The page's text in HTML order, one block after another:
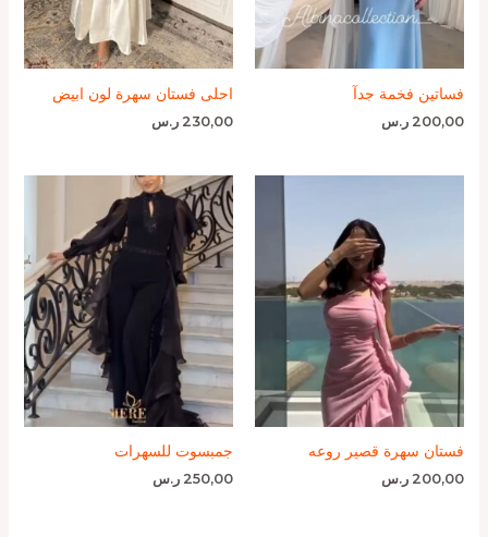
فساتين فخمة جدآ
200,00 ر.س
احلى فستان سهرة لون ابيض
230,00 ر.س
فستان سهرة قصير روعه
200,00 ر.س
جمبسوت للسهرات
250,00 ر.س